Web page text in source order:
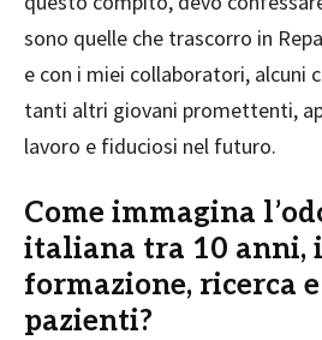
sono quelle che trascorro in
e con i miei collaboratori, alcuni
tanti altri giovani promettenti,
lavoro e fiduciosi nel futuro.
Come immagina
italiana tra 10 anni,
formazione, ricerca
pazienti?